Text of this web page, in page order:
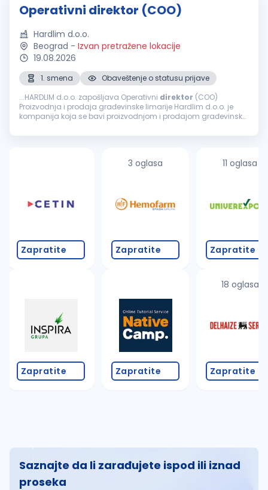
Operativni direktor (COO)
Hardlim d.o.o.
Beograd - Izvan pretražene lokacije
19.08.2026
1. smena
Obaveštenje o statusu prijave
...HARDLIM d.o.o. zapošljava Operativni direktor (COO)
Proizvodnja i prodaja građevinske limarije Hardlim d.o.o. je
kompanija koja se bavi proizvodnjom i prodajom građevinske
širenja...
Zapratite
Zapratite
3 oglasa
Zapratite
Zapratite
11 oglasa
Zapratite
18 oglasa
Zapratite
Saznajte da li zarađujete ispod ili iznad
proseka